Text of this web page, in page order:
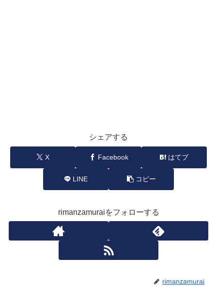
シェアする
X Facebook はてブ
LINE コピー
rimanzamuraiをフォローする
rimanzamurai